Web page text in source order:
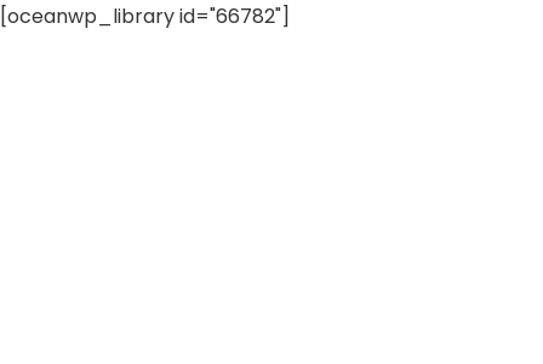
[oceanwp_library id="66782"]